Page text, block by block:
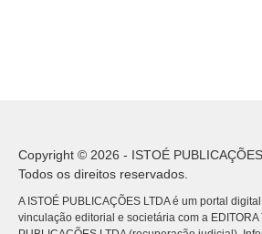
Copyright © 2026 - ISTOÉ
Todos os direitos reservados.
A ISTOÉ PUBLICAÇÕES LTDA é um portal
vinculação editorial e societária com a EDITORA